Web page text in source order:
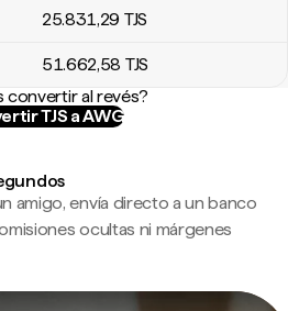
25.831,29 TJS
51.662,58 TJS
convertir al revés?
TJS a AWG
amigo, envía directo a un banco
ocultas ni márgenes